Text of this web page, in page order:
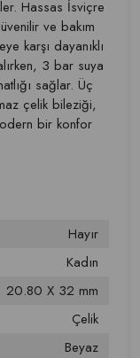
Hassas İsviçre
ve bakım
karşı dayanıklı
3 bar suya
sağlar. Üç
çelik bileziği,
bir konfor
Hayır
Kadın
20.80 X 32 mm
Çelik
Beyaz